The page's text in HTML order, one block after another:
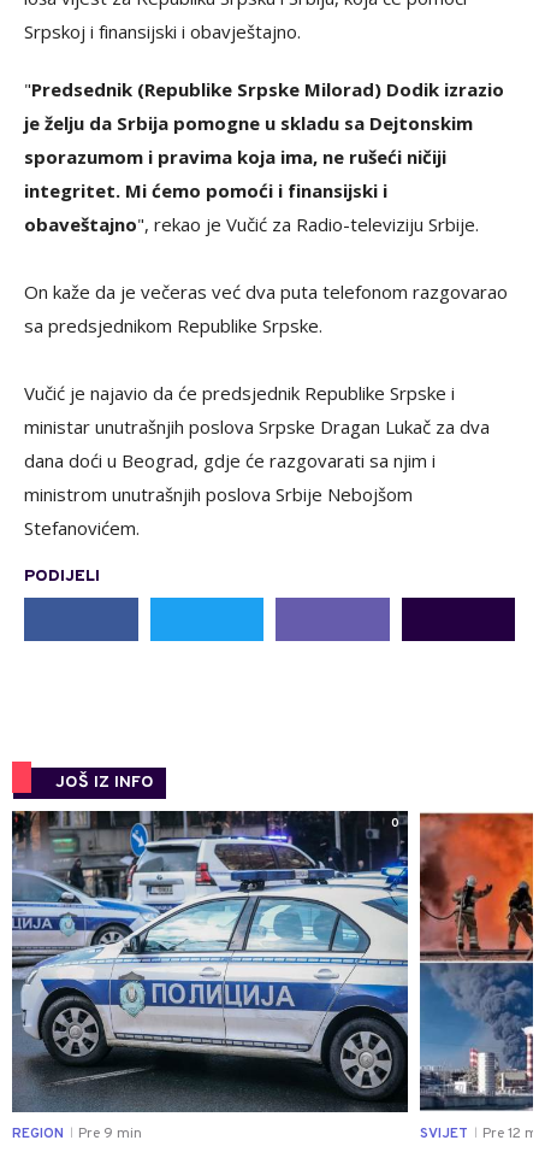
Srpskoj i finansijski i obavještajno.
"Predsednik (Republike Srpske Milorad) Dodik izrazio
je želju da Srbija pomogne u skladu sa Dejtonskim
sporazumom i pravima koja ima, ne rušeći ničiji
integritet. Mi ćemo pomoći i finansijski i
obaveštajno", rekao je Vučić za Radio-televiziju Srbije.
On kaže da je večeras već dva puta telefonom razgovarao
sa predsjednikom Republike Srpske.
Vučić je najavio da će predsjednik Republike Srpske i
ministar unutrašnjih poslova Srpske Dragan Lukač za dva
dana doći u Beograd, gdje će razgovarati sa njim i
ministrom unutrašnjih poslova Srbije Nebojšom
Stefanovićem.
PODIJELI
JOŠ IZ INFO
0
REGION Pre 9 min SVIJET Pre 12